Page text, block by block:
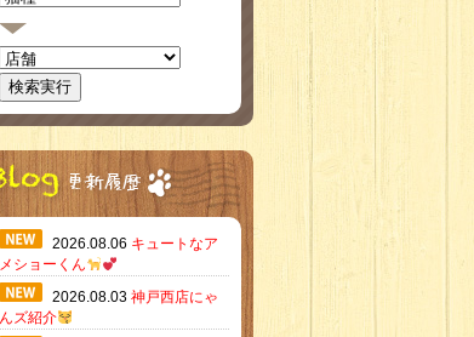
2026.08.06 キュートなア
メショーくん
2026.08.03 神戸西店にゃ
んズ紹介